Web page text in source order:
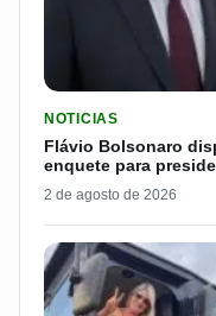
NOTICIAS
Flávio Bolsonaro
enquete para
2 de agosto de 2026